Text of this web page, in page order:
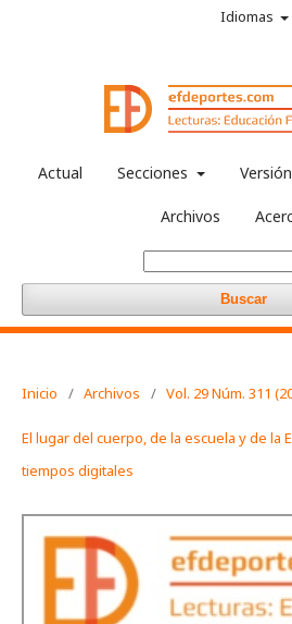
Actual Secciones
Archivos
Buscar
Idiomas
Inicio / Archivos / Vol. 29 Núm. 311
El lugar del cuerpo, de la escuela y de la
tiempos digitales